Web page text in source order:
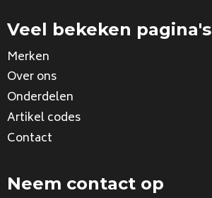
Veel bekeken pagina's
Merken
Over ons
Onderdelen
Artikel codes
Contact
Neem contact op